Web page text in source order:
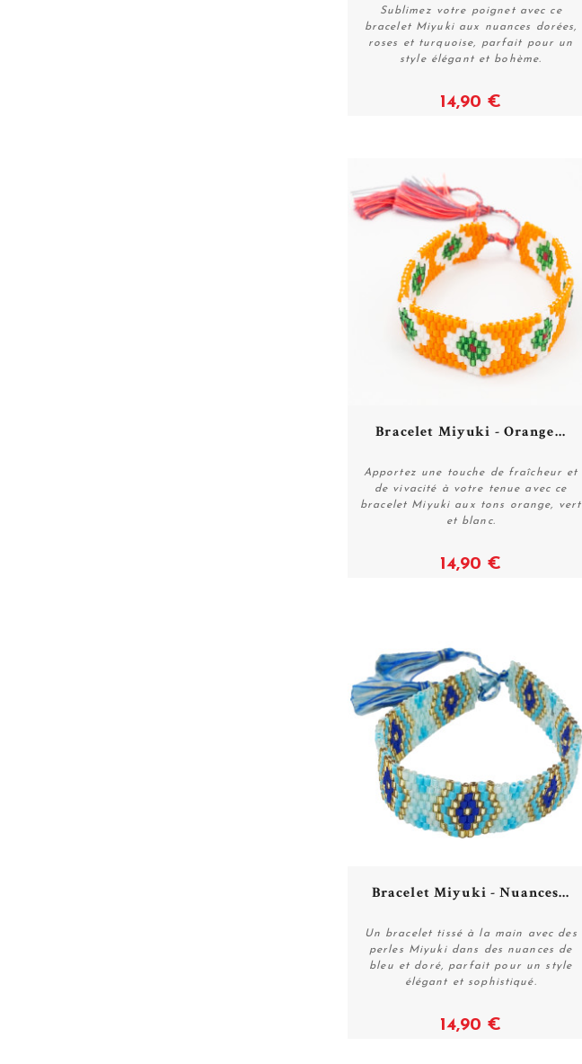
Acheter
Sublimez votre poignet avec ce
bracelet Miyuki aux nuances dorées,
roses et turquoise, parfait pour un
style élégant et bohème.
14,90 €
Acheter
Bracelet Miyuki - Orange...
Apportez une touche de fraîcheur et
de vivacité à votre tenue avec ce
bracelet Miyuki aux tons orange, vert
et blanc.
14,90 €
Acheter
Bracelet Miyuki - Nuances...
Un bracelet tissé à la main avec des
perles Miyuki dans des nuances de
bleu et doré, parfait pour un style
élégant et sophistiqué.
14,90 €